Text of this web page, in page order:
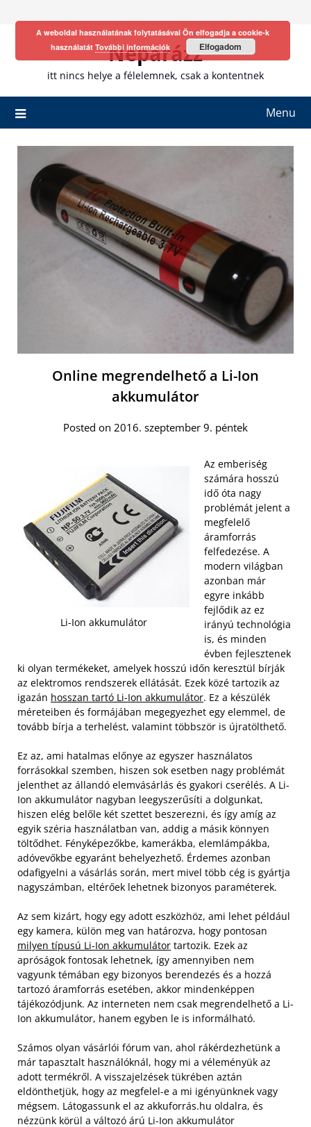
Neparázz
itt nincs helye a félelemnek, csak a kontentnek
Menu
Online megrendelhető a Li-Ion
akkumulátor
Posted on 2016. szeptember 9. péntek
Li-Ion akkumulátor
Az emberiség
számára hosszú
idő óta nagy
problémát jelent a
megfelelő
áramforrás
felfedezése. A
modern világban
azonban már
egyre inkább
fejlődik az ez
irányú technológia
is, és minden
évben fejlesztenek
ki olyan termékeket, amelyek hosszú időn keresztül bírják
az elektromos rendszerek ellátását. Ezek közé tartozik az
igazán hosszan tartó Li-Ion akkumulátor. Ez a készülék
méreteiben és formájában megegyezhet egy elemmel, de
tovább bírja a terhelést, valamint többször is újratölthető.
Ez az, ami hatalmas előnye az egyszer használatos
forrásokkal szemben, hiszen sok esetben nagy problémát
jelenthet az állandó elemvásárlás és gyakori cserélés. A Li-
Ion akkumulátor nagyban leegyszerűsíti a dolgunkat,
hiszen elég belőle két szettet beszerezni, és így amíg az
egyik széria használatban van, addig a másik könnyen
töltődhet. Fényképezőkbe, kamerákba, elemlámpákba,
adóvevőkbe egyaránt behelyezhető. Érdemes azonban
odafigyelni a vásárlás során, mert mivel több cég is gyártja
nagyszámban, eltérőek lehetnek bizonyos paraméterek.
Az sem kizárt, hogy egy adott eszközhöz, ami lehet például
egy kamera, külön meg van határozva, hogy pontosan
milyen típusú Li-Ion akkumulátor tartozik. Ezek az
apróságok fontosak lehetnek, így amennyiben nem
vagyunk témában egy bizonyos berendezés és a hozzá
tartozó áramforrás esetében, akkor mindenképpen
tájékozódjunk. Az interneten nem csak megrendelhető a Li-
Ion akkumulátor, hanem egyben le is informálható.
Számos olyan vásárlói fórum van, ahol rákérdezhetünk a
már tapasztalt használóknál, hogy mi a véleményük az
adott termékről. A visszajelzések tükrében aztán
eldönthetjük, hogy az megfelel-e a mi igényünknek vagy
mégsem. Látogassunk el az akkuforrás.hu oldalra, és
nézzünk körül a változó árú Li-Ion akkumulátor
A weboldal használatának folytatásával Ön elfogadja a cookie-k
használatát További információk Elfogadom